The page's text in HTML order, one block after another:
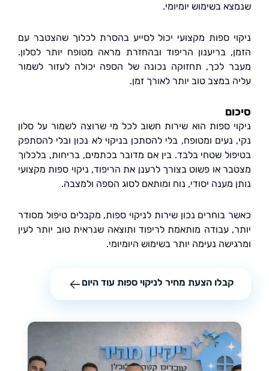
בשימוש יומיומי.
ספות מקצועי יכול לסייע בהסרת לכלוך שהצטבר עם
בריענון הריפוד ובהחזרת מראה מטופח יותר לסלון.
לכך, תחזוקה נכונה של הספה יכולה לעזור לשמור
במצב טוב יותר לאורך זמן.
ספות הוא שירות חשוב לכל מי שרוצה לשמור על סלון
ומטופח, בלי להסתכן בניקוי לא נכון ובלי להסתפק
שטחי בלבד. בין אם מדובר בכתמים, בריחות, בלכלוך
או פשוט בצורך לרענן את הריפוד, ניקוי ספות מקצועי
מענה יסודי, נוח ומותאם לסוג הספה ולמצבה.
בוחרים נכון שירות לניקוי ספות, מקבלים טיפול מסודר
עבודה מותאמת לריפוד ותוצאה שנראית טוב יותר לעין
נעימה יותר בשימוש היומיומי.
קבלו הצעת מחיר לניקוי ספות עוד היום